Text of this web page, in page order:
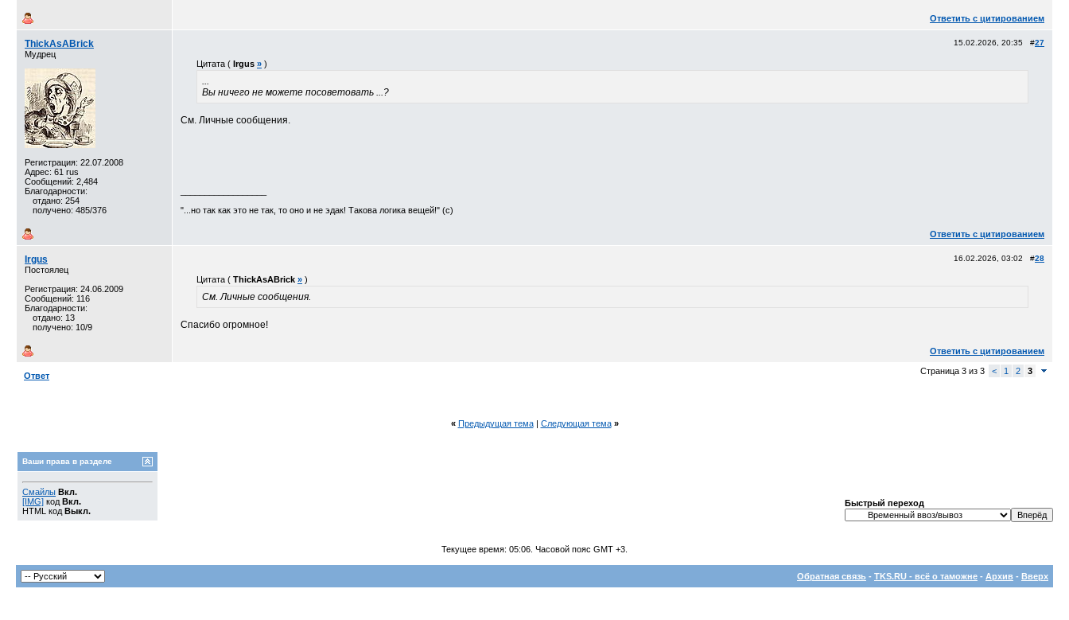
Ответить с цитированием
ThickAsABrick
Мудрец
Регистрация: 22.07.2008
Адрес: 61 rus
Сообщений: 2,484
Благодарности:
отдано: 254
получено: 485/376
15.02.2026, 20:35 #27
Цитата ( Irgus » )
...
Вы ничего не можете посоветовать ...?
См. Личные сообщения.
"...но так как это не так, то оно и не эдак! Такова логика вещей!" (с)
Ответить с цитированием
Irgus
Постоялец
Регистрация: 24.06.2009
Сообщений: 116
Благодарности:
отдано: 13
получено: 10/9
16.02.2026, 03:02 #28
Цитата ( ThickAsABrick » )
См. Личные сообщения.
Спасибо огромное!
Ответить с цитированием
Ответ Страница 3 из 3 < 1 2 3
« Предыдущая тема| Следующая тема »
Ваши права в разделе
Смайлы Вкл.
[IMG] код Вкл.
HTML код Выкл.
Быстрый переход
Текущее время: 05:06 . Часовой пояс GMT +3.
Обратная связь - TKS.RU - всё о таможне - Архив - Вверх